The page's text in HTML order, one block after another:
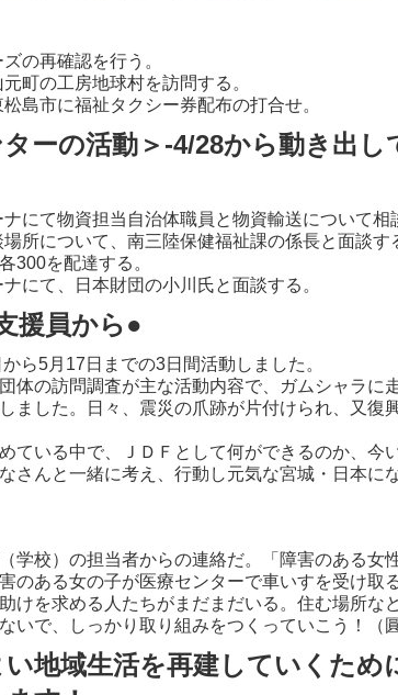
の再確認を行う。
町の工房地球村を訪問する。
島市に福祉タクシー券配布の打合せ。
ーの活動＞‐4/28から動き出
にて物資担当自治体職員と物資輸送について相
所について、南三陸保健福祉課の係長と面談す
300を配達する。
にて、日本財団の小川氏と面談する。
援員から●
ら5月17日までの3日間活動しました。
体の訪問調査が主な活動内容で、ガムシャラに
ました。日々、震災の爪跡が片付けられ、又復
ている中で、ＪＤＦとして何ができるのか、今
さんと一緒に考え、行動し元気な宮城・日本
学校）の担当者からの連絡だ。「障害のある女
のある女の子が医療センターで車いすを受け取
けを求める人たちがまだまだいる。住む場所な
いで、しっかり取り組みをつくっていこう！
地域生活を再建していくため